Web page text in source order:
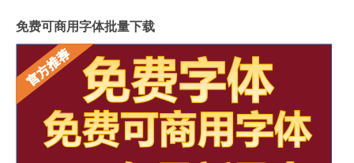
免费可商用字体批量下载